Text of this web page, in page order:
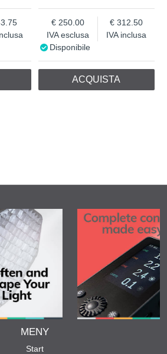
IVA esclusa
250.00
IVA inclusa
312.50
Disponibile
ACQUISTA
MENY
Start